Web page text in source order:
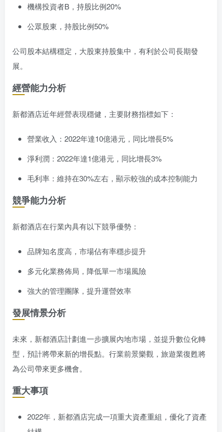
機構投資者B，持股比例20%
公眾股東，持股比例50%
公司股本結構穩定，大股東持股集中，有利於公司長期發
展。
經營能力分析
新都酒店近年經營表現穩健，主要財務指標如下：
營業收入：2022年達10億港元，同比增長5%
淨利潤：2022年達1億港元，同比增長3%
毛利率：維持在30%左右，顯示較強的成本控制能力
競爭能力分析
新都酒店在行業內具有以下競爭優勢：
品牌知名度高，市場佔有率穩步提升
多元化業務佈局，降低單一市場風險
強大的管理團隊，提升運營效率
發展情景分析
未來，新都酒店計劃進一步擴展內地市場，並提升數位化轉
型，預計將帶來新的增長點。行業前景樂觀，旅遊業復甦將
為公司帶來更多機會。
重大事項
2022年，新都酒店完成一項重大資產重組，優化了資產